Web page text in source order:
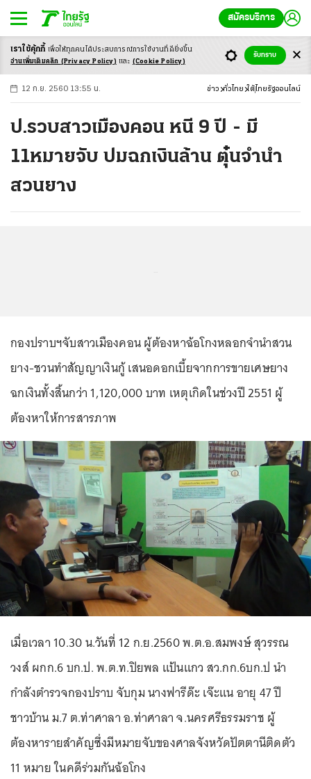
สมัครบริการ
-ก ก ก+
12 ก.ย. 2560 13:55 น. ข่าว ทั่วไทย ใต้ ไทยรัฐออนไลน์
ป.รวบสาวเมืองคอน หนี 9 ปี - มี
11หมายจับ ปมฉกเงินล้าน ตุ๋นจำนำ
สวนยาง
กองปราบฯจับสาวเมืองคอน ผู้ต้องหาฉ้อโกงหลอกจำนำสวน
ยาง-ชวนทำสัญญาเงินกู้ เสนอดอกเบี้ยจากการขายเศษยาง
ฉกเงินทั้งสิ้นกว่า 1,120,000 บาท เหตุเกิดในช่วงปี 2551 ผู้
ต้องหาให้การสารภาพ
เมื่อเวลา 10.30 น.วันที่ 12 ก.ย.2560 พ.ต.อ.สมพงษ์ สุวรรณ
วงส์ ผกก.6 บก.ป. พ.ต.ท.ปิยพล แป้นแกว สว.กก.6บก.ป นำ
กำลังตำรวจกองปราบ จับกุม นางฟารีด๊ะ เจ๊ะแน อายุ 47 ปี
ชาวบ้าน ม.7 ต.ท่าศาลา อ.ท่าศาลา จ.นครศรีธรรมราช ผู้
ต้องหารายสำคัญซึ่งมีหมายจับของศาลจังหวัดปัตตานีติดตัว
11 หมาย ในคดีร่วมกันฉ้อโกง
เราใช้คุ้กกี้ เพื่อให้ทุกคนได้ประสบการณ์การใช้งานที่ดียิ่งขึ้น
อ่านเพิ่มเติมคลิก (Privacy Policy) และ (Cookie Policy)
รับทราบ